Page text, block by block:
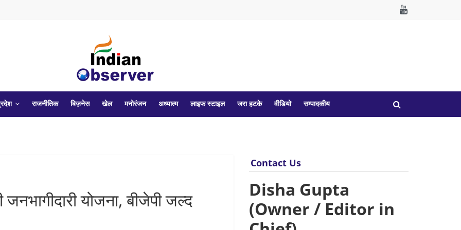
राजनीतिक बिज़नेस खेल मनोरंजन अध्यात्म लाइफ स्टाइल जरा हटके वीडियो सम्पादकीय
योजना, बीजेपी जल्द
Contact Us
Disha Gupta
(Owner / Editor in